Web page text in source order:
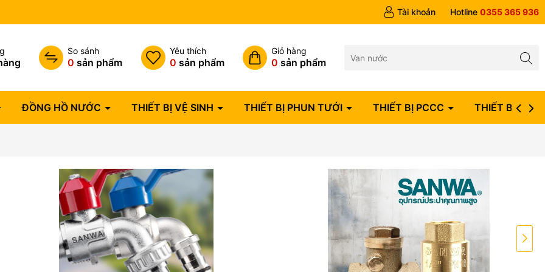
Tài khoản Hotline 0355 365 936
So sánh
0 sản phẩm
Yêu thích
0 sản phẩm
Giỏ hàng
0 sản phẩm
ĐỒNG HỒ NƯỚC THIẾT BỊ VỆ SINH THIẾT BỊ PHUN TƯỚI THIẾT BỊ PCCC THIẾT BỊ ĐIỆN